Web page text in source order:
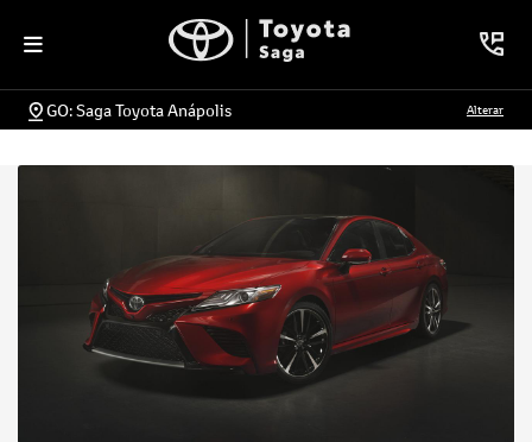
GO: Saga Toyota Anápolis Alterar